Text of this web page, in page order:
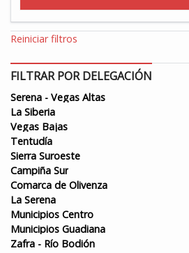
Reiniciar filtros
FILTRAR POR DELEGACIÓN